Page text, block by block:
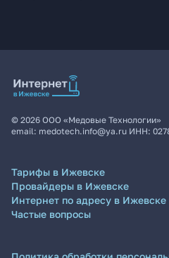
© 2026 ООО «Медовые Технологии»
email: medotech.info@ya.ru ИНН:
Тарифы в Ижевске
Провайдеры в Ижевске
Интернет по адресу в Ижевске
Частые вопросы